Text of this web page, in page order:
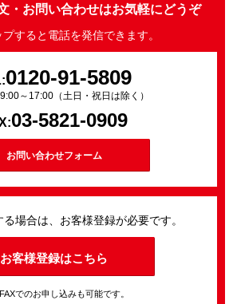
・お問い合わせはお気軽にどうぞ
すると電話を発信できます。
0120-91-5809
～17:00（土日・祝日は除く）
03-5821-0909
お問い合わせフォーム
場合は、お客様登録が必要です。
お客様登録はこちら
でのお申し込みも可能です。